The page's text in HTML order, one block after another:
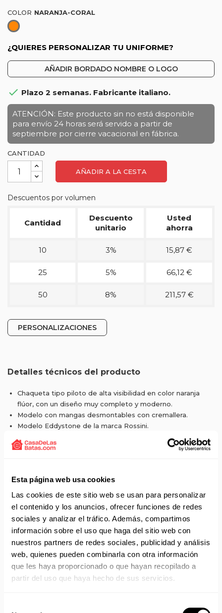
Esta página web usa cookies
Las cookies de este sitio web se usan para personalizar
el contenido y los anuncios, ofrecer funciones de redes
sociales y analizar el tráfico. Además, compartimos
información sobre el uso que haga del sitio web con
nuestros partners de redes sociales, publicidad y análisis
web, quienes pueden combinarla con otra información
que les haya proporcionado o que hayan recopilado a
partir del uso que haya hecho de sus servicios.
COLOR
Naranja-
¿QUIERES PERSONALIZAR TU UNIFORME?
AÑADIR BORDADO NOMBRE O LOGO
 Plazo 2 semanas. Fabricante italiano.
ATENCIÓN: Este producto sin no está disponible
para envío 24 horas será servido a partir de
septiembre por cierre vacacional en fábrica.
CANTIDAD
AÑADIR A LA CESTA
Descuentos por volumen
Cantidad
Descuento
unitario
Usted
ahorra
10 3% 15,87 €
25 5% 66,12 €
50 8% 211,57 €
PERSONALIZACIONES
Detalles técnicos del producto
Chaqueta tipo piloto de alta visibilidad en color naranja
flúor, con un diseño muy completo y moderno.
Modelo con mangas desmontables con cremallera.
Modelo Eddystone de la marca Rossini.
Chaqueta con interior del cuello revestido en micro forro
polar.
Cierre delantero con cremallera central de doble
deslizamiento divisible con cubrecremallera, cerrada con
Tiene un bolsillo en el lado derecho del pecho cerrado con
solapa y punto de velcro.
Bolsillo adicional cerrado con cremallera vertical
impermeable.
Porta tarjetas de pvc extraíble con botón.
Bolsillo a la izquierda del pecho cerrado con solapa y
punto de velcro.
Borde vertical reflectante a los lados de los bolsillos.